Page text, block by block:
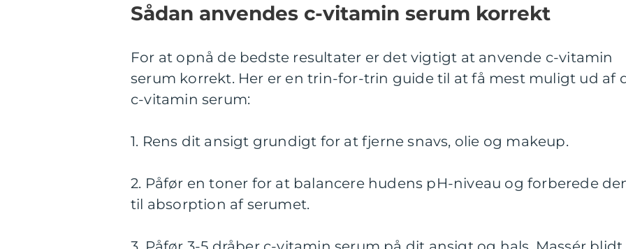
Sådan anvendes c-vitamin serum korrekt
For at opnå de bedste resultater er det vigtigt at anvende c-vitamin
serum korrekt. Her er en trin-for-trin guide til at få mest muligt ud af
c-vitamin serum:
1. Rens dit ansigt grundigt for at fjerne snavs, olie og makeup.
2. Påfør en toner for at balancere hudens pH-niveau og forberede
til absorption af serumet.